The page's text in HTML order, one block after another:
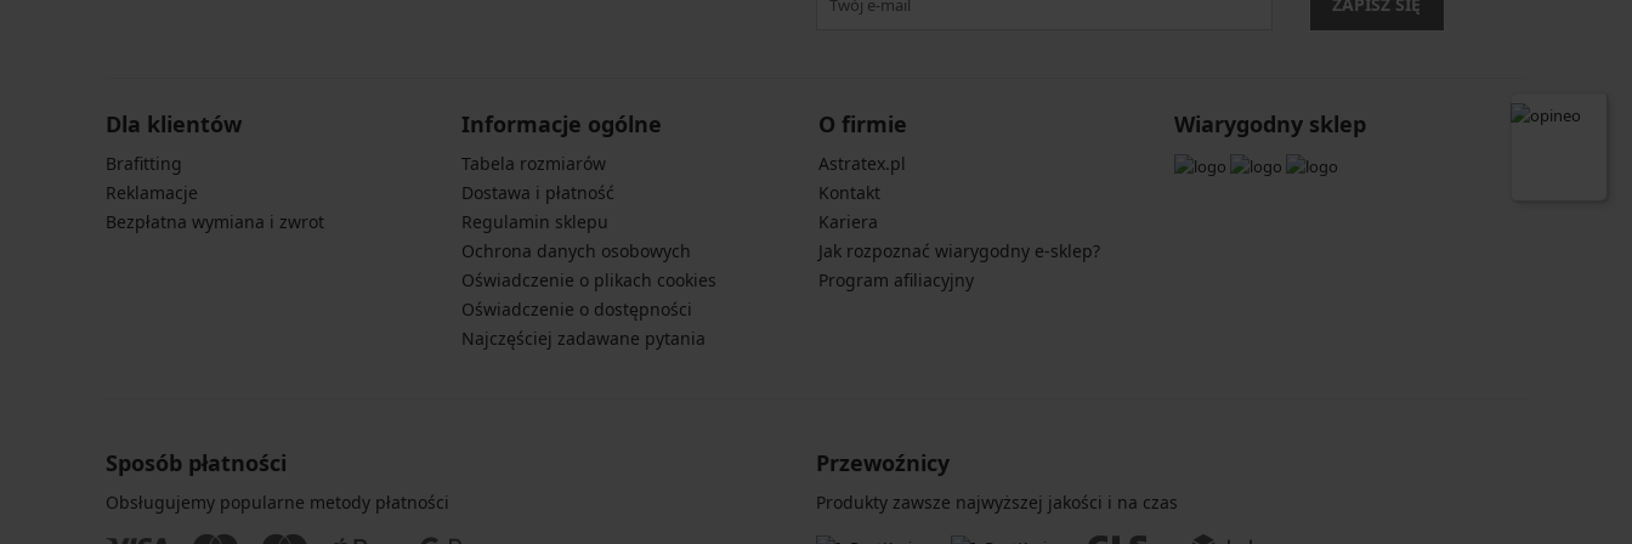
Dla klientów
Brafitting
Reklamacje
Bezpłatna wymiana i zwrot
Informacje ogólne
Tabela rozmiarów
Dostawa i płatność
Regulamin sklepu
Ochrona danych osobowych
Oświadczenie o plikach cookies
Oświadczenie o dostępności
Najczęściej zadawane pytania
O firmie
Astratex.pl
Kontakt
Kariera
Jak rozpoznać wiarygodny e-sklep?
Program afiliacyjny
Wiarygodny sklep
Sposób płatności
Obsługujemy popularne metody płatności
Przewoźnicy
Produkty zawsze najwyższej jakości i na czas